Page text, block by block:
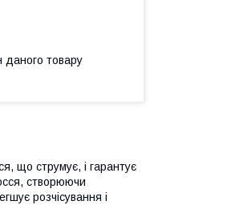
даного товару
що струмує, і гарантує
створюючи
розчісування і